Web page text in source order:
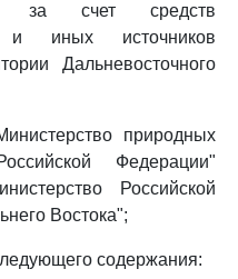
за счет средств
и иных источников
Дальневосточного
природных
Федерации"
Российской
Востока";
содержания: